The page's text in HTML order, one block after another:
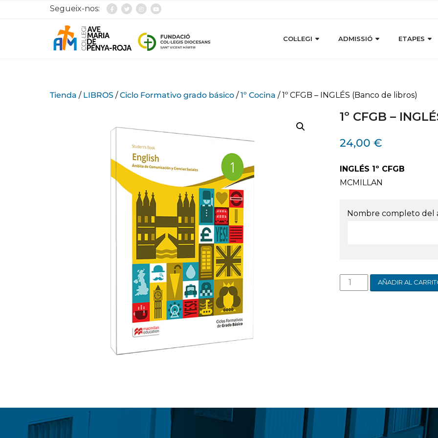
Segueix-nos:
COL·LEGI ADMISSIÓ ETAPES
Tienda / LIBROS /Ciclo Formativo grado básico /1º Cocina / 1º CFGB – INGLÉS (Banco de libros)
1º CFGB –
24,00 €
INGLÉS 1º CFGB
MCMILLAN
Nombre completo del
AÑADIR AL